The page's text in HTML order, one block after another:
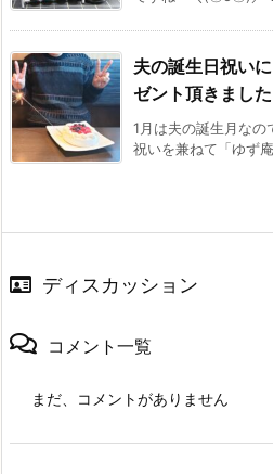
夫の誕生日祝い
ゼント頂きました
1月は夫の誕生月な
祝いを兼ねて「ゆず
ディスカッション
コメント一覧
まだ、コメントがありません